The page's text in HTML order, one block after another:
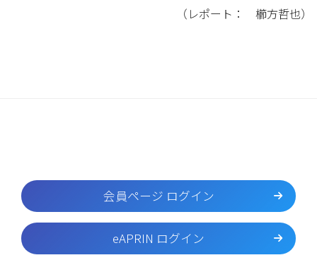
（レポート： 櫛方哲也）
会員ページ ログイン
eAPRIN ログイン